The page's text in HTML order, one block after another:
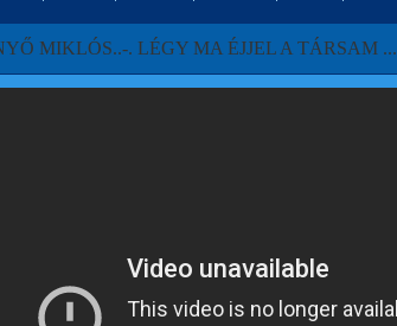
MIKLÓS..-. LÉGY MA ÉJJEL A TÁRSAM ...